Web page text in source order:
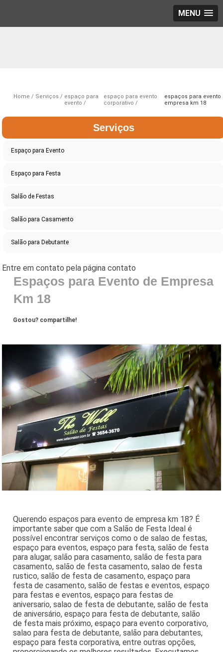
MENU
Home Serviços
espaço para
evento
espaço para evento
corporativo
espaços para evento
empresa km 18
Serviços
Espaço para Evento
Espaço para Festa
Salão de Festas
Salão para Casamento
Salão para Debutante
Espaços para Evento de Empresa
Km 18
Gostou? compartilhe!
Querendo espaços para evento de empresa km 18? É
importante saber que com a Salão de Festa Ideal é
possível encontrar serviços como o de salao de festas,
espaço para eventos, espaço para festa, salão de festa
para alugar, salão para casamento, salão de festa para
casamento, salão de festa casamento, salao de festa
rustico, salão de festa de casamento, espaço para
festa de casamento, salão de festas e eventos, espaço
para festas e eventos, espaço para festas de
aniversario, salao de festa de debutante, salão de festa
de aniversário, espaço para festa de debutante, salão
de festa mais próximo, espaço para evento corporativo,
salao para festa de debutante, salão para debutantes,
espaço para festa corporativa, entre outras opções,